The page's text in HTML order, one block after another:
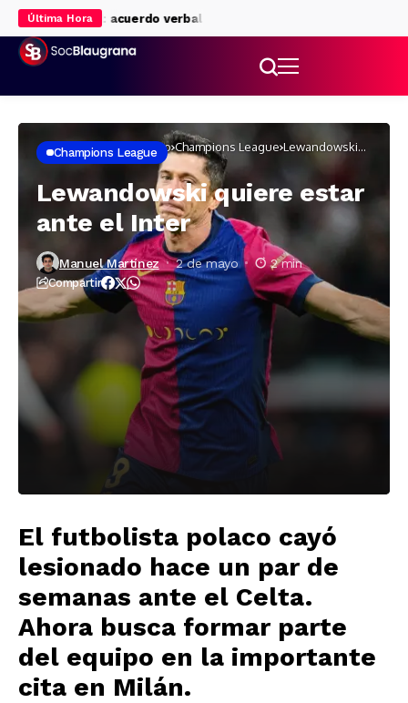
Última Hora
al Liverpool: acuerdo verbal para su cesión
Inicio Fútbol masculino Champions League Lewandowski
el Inter
Champions League
Lewandowski quiere estar
ante el Inter
Manuel Martínez 2 de mayo 2 min
Compartir
El futbolista polaco cayó
lesionado hace un par de
semanas ante el Celta.
Ahora busca formar parte
del equipo en la importante
cita en Milán.